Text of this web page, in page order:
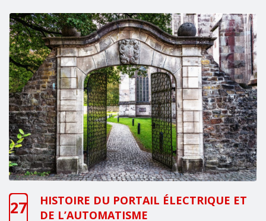
27
HISTOIRE DU PORTAIL ÉLECTRIQUE ET
DE L’AUTOMATISME